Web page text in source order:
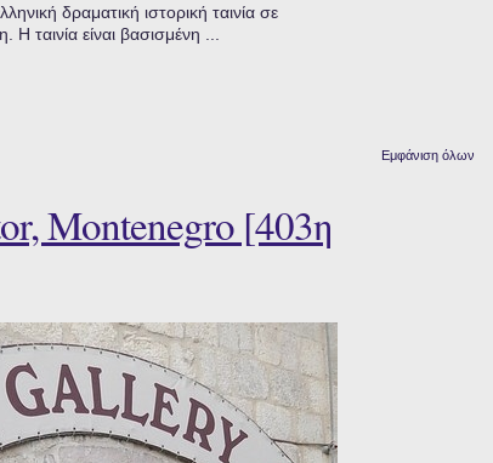
δραματική ιστορική ταινία σε
ταινία είναι βασισμένη ...
Εμφάνιση όλων
Montenegro [403η